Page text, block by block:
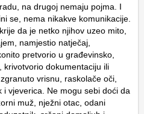
na drugoj nemaju pojma. I
se, nema nikakve komunikacije.
da je netko njihov uzeo mito,
namjestio natječaj,
pretvorio u građevinsko,
krivotvorio dokumentaciju ili
vrisnu, raskolače oči,
i vjeverica. Ne mogu sebi doći da
muž, nježni otac, odani